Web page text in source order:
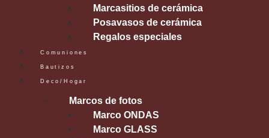
Marcasitios de cerámica
Posavasos de cerámica
Regalos especiales
Comuniones
Bautizos
Deco/Hogar
Marcos de fotos
Marco ONDAS
Marco GLASS